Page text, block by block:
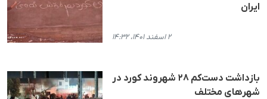
ایران
۲ اسفند ۱۴۰۱، ۱۴:۳۲
بازداشت دست‌کم ٢٨ شهروند کورد در
شهرهای مختلف